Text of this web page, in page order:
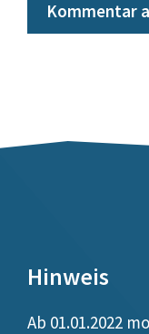
Hinweis
Ab 01.01.2022